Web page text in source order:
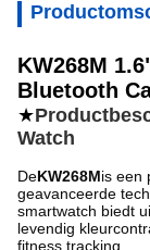
KW268M
Bluetooth
★
Watch
DeKW268Mis een
geavanceerde
smartwatch biedt
levendig
fitness tracking.